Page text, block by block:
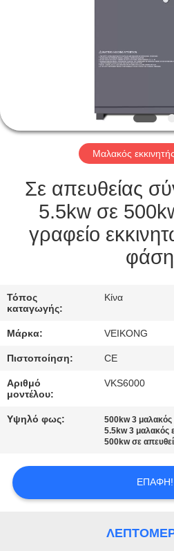
ΕΡΓΟΣΤΆΣΙΟ
ΠΟΙΟΤΙΚΌΣ
ΈΛΕΓΧΟΣ
ΕΠΙΚΟΙΝΩΝΉΣΤΕ
ΜΑΖΊ
ΜΑΣ
ΖΗΤΉΣΤΕ
ΈΝΑ
ΑΠΌΣΠΑΣΜΑ
ΧΆΡΤΗΣ
ΜΥΣΤΙΚΌΤΗΤΑΣ
Μαλακός
Σε απευθείας
5.5kw σε
γραφείο
Τόπος
καταγωγής:
Κίνα
Μάρκα: VEIKONG
Πιστοποίηση: CE
Αριθμό
μοντέλου:
VKS6000
Υψηλό φως: 500kw 3
5.5kw 3 μαλακός
500kw σε
ΕΠΑΦΉ!